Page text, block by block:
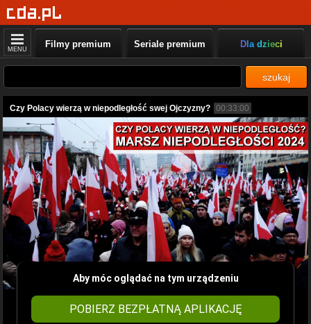
MENU Filmy premium Seriale premium Dla dzieci
szukaj
Czy Polacy wierzą w niepodległość swej Ojczyzny? 00:33:00
Aby móc oglądać na tym urządzeniu
POBIERZ BEZPŁATNĄ APLIKACJĘ